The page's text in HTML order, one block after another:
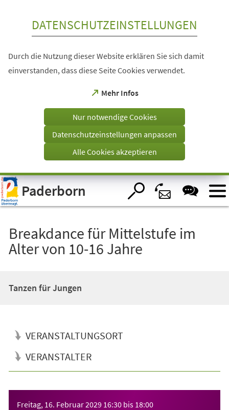
Visuelle
Assistenzsoftware
öffnen.
DATENSCHUTZEINSTELLUNGEN
Durch die Nutzung dieser Website erklären Sie sich damit
einverstanden, dass diese Seite Cookies verwendet.
Mehr Infos
(Öffnet
einem
Tab)
Nur notwendige Cookies
Datenschutzeinstellungen anpassen
Alle Cookies akzeptieren
Paderborn
Breakdance für Mittelstufe im
Alter von 10-16 Jahre
Tanzen für Jungen
VERANSTALTUNGSORT
VERANSTALTER
Freitag, 16. Februar 2029 16:30 bis 18:00